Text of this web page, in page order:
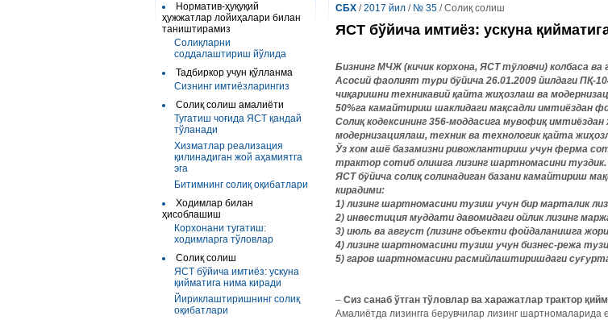
Норматив-ҳуқуқий
ҳужжатлар лойиҳалари билан
таништирамиз
Cолиқларни
соддалаштириш йўлида
Тадбиркор учун қўлланма
Сизнинг имтиёзларингиз
Солиқ солиш амалиёти
Тугатиш чоғида ЯСТ қандай
тўланади
Хизматлар реализация
қилинадиган жой аҳамиятга
эга
Битимнинг солиқ оқибатлари
Ходимлар билан
ҳисоблашиш
Корхонани тугатиш:
ходимларга тўловлар
Солиқ солиш
ЯСТ бўйича имтиёз: ускуна
қийматига нима киради
Йириклаштиришнинг солиқ
оқибатлари
СБХ /2017 йил / № 35 / Солиқ солиш
ЯСТ бўйича имтиёз: ускуна
Бизнинг МЧЖ (кичик корхона, ЯСТ тўловчи) колбаса
Асосий фаолият тури бўйича 26.01.2009 йилдаги ПҚ-
чиқаришни техникавий қайта жиҳозлаш ва
50%га камайтириш шаклидаги мақсадли имтиёздан
Солиқ кодексининг 356-моддасига мувофиқ
модернизациялаш, техник ва технологик қайта
Ўз хом ашё базамизни ривожлантириш учун ферма
трактор сотиб олишга лизинг шартномасини
ЯСТ бўйича солиқ солинадиган базани камайтириш
кирадими:
1) лизинг шартномасини тузиш учун бир марталик
2) инвестиция муддати давомидаги ойлик лизинг
3) июль ва август (лизинг объекти фойдаланишга
4) лизинг шартномасини тузиш учун бизнес-режа
5) гаров шартномасини расмийлаштиришдаги
– Сиз санаб ўтган тўловлар ва харажатлар трактор
Амалиётда лизингга берувчилар лизинг